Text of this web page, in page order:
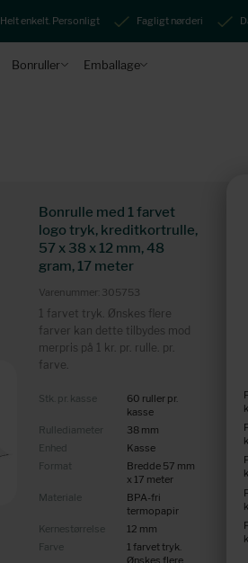
Helt enkelt. Personligt Fagligt nørderi
Bonruller
Emballage
Bonrulle med 1 farvet
logo tryk, kreditkortrulle,
57 x 38 x 12 mm, 48
gram, 17 meter
Varenummer: 305753
1 farvet tryk. Ønskes flere
farver kan dette tilbydes mod
merpris på 1 kr. pr. rulle. pr.
farve.
Stk. pr. kasse
60 ruller pr.
kasse
Rullediameter
38 mm
Enhed
Kasse
Format
Bredde 57 mm
x 17 meter
Materiale
BPA-fri
termopapir
Kernestørrelse
12 mm
Farve
1 farvet tryk.
Ønskes flere